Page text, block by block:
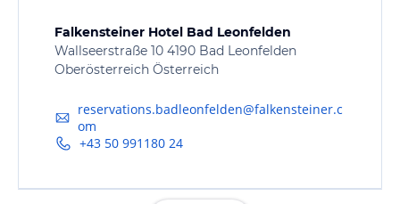
Falkensteiner Hotel Bad Leonfelden
Wallseerstraße 10 4190 Bad Leonfelden
Oberösterreich Österreich
reservations.badleonfelden@falkensteiner.c
om
+43 50 991180 24